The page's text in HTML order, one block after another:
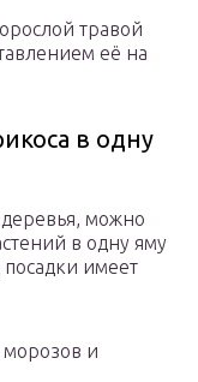
травой
её на
в одну
можно
в одну яму
имеет
морозов и